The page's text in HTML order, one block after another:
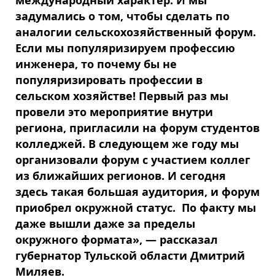
задумались о том, чтобы сделать по
аналогии сельскохозяйственный форум.
Если мы популяризируем профессию
инженера, то почему бы не
популяризировать профессии в
сельском хозяйстве! Первый раз мы
провели это мероприятие внутри
региона, пригласили на форум студентов
колледжей. В следующем же году мы
организовали форум с участием коллег
из ближайших регионов. И сегодня
здесь такая большая аудитория, и форум
приобрел окружной статус. По факту мы
даже вышли даже за пределы
окружного формата», — рассказал
губернатор Тульской области Дмитрий
Миляев.